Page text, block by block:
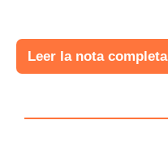
Leer la nota completa